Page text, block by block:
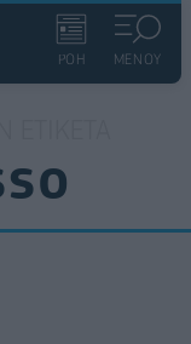
ΡΟΗ ΜΕΝΟΥ